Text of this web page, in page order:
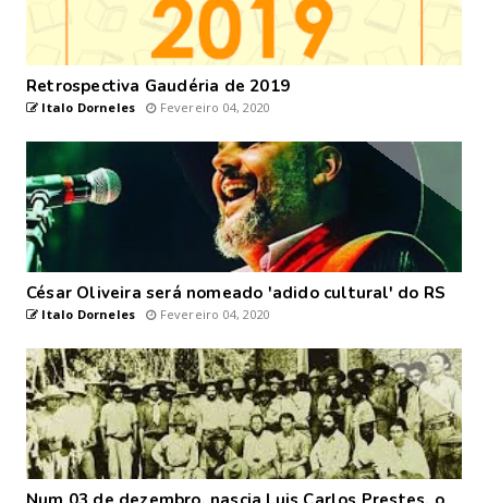
Retrospectiva Gaudéria de 2019
Italo Dorneles Fevereiro 04, 2020
César Oliveira será nomeado 'adido cultural' do RS
Italo Dorneles Fevereiro 04, 2020